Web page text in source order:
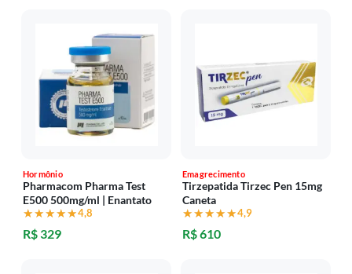
Hormônio
Pharmacom Pharma Test
E500 500mg/ml | Enantato
★★★★★
★★★★★4,8
R$ 329
Emagrecimento
Tirzepatida Tirzec Pen 15mg
Caneta
★★★★★
★★★★★4,9
R$ 610